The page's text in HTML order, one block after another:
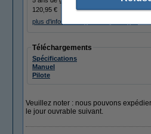
120,95 €
plus d'infos sur la garantie prolongée
Téléchargements
Spécifications
Manuel
Pilote
Veuillez noter : nous pouvons
le jour ouvrable suivant.